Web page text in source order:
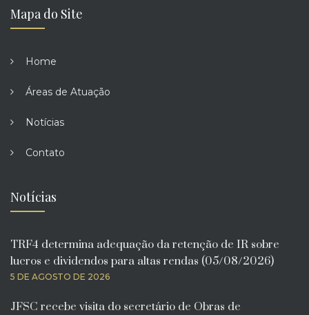
Mapa do Site
Home
Áreas de Atuação
Notícias
Contato
Notícias
TRF4 determina adequação da retenção de IR sobre
lucros e dividendos para altas rendas (05/08/2026)
5 DE AGOSTO DE 2026
JFSC recebe visita do secretário de Obras de